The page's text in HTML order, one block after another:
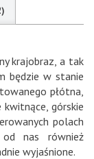
krajobraz, a tak
będzie w stanie
płótna,
górskie
polach
od nas również
wyjaśnione.